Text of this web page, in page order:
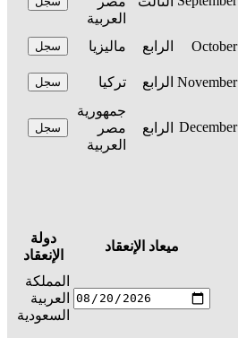
العربية
October الرابع ماليزيا سجل
November الرابع تركيا سجل
December الرابع
جمهورية
مصر
العربية
سجل
ميعاد الإنعقاد
دولة
الإنعقاد
المملكة
العربية
السعودية